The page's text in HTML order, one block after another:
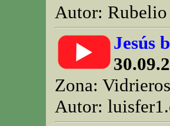
Autor:
Jesús
Zona:
Autor: